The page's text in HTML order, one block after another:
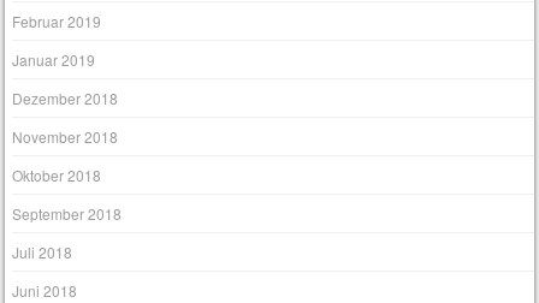
Februar 2019
Januar 2019
Dezember 2018
November 2018
Oktober 2018
September 2018
Juli 2018
Juni 2018